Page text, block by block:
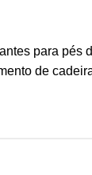
para pés
de